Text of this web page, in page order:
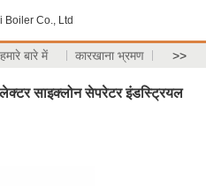
Co., Ltd
हमारे बारे में कारखाना भ्रमण >>
साइक्लोन सेपरेटर इंडस्ट्रियल